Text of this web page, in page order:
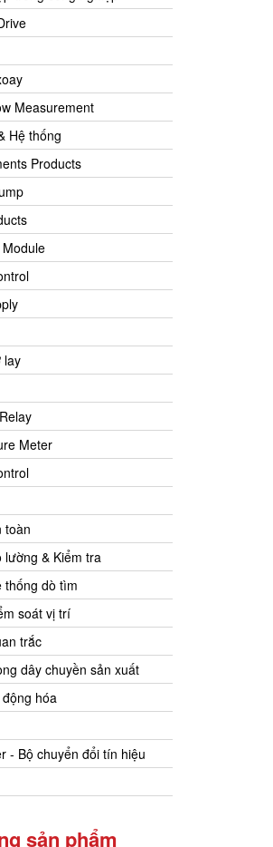
Measurement
Hệ thống
Products
Module
lay
Meter
toàn
lường & Kiểm tra
thống dò tìm
soát vị trí
trắc
dây chuyền sản xuất
hóa
- Bộ chuyển đổi tín hiệu
sản phẩm